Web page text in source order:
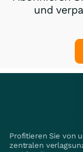
und
Profitieren Sie von
zentralen